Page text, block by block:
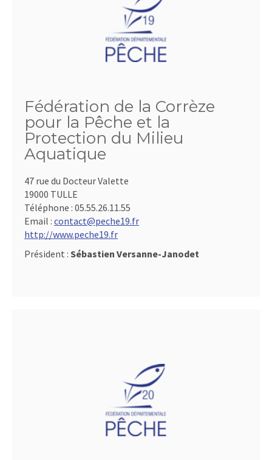
Fédération de la Corrèze
pour la Pêche et la
Protection du Milieu
Aquatique
47 rue du Docteur Valette
19000 TULLE
Téléphone : 05.55.26.11.55
Email : contact@peche19.fr
http://www.peche19.fr
Président : Sébastien Versanne-Janodet